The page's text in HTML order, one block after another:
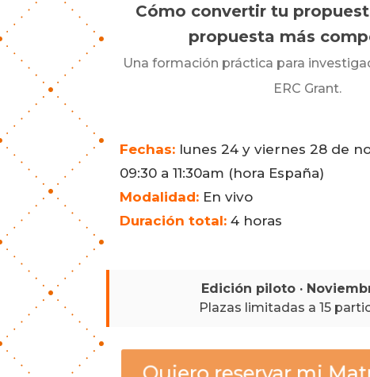
Cómo convertir tu
propuesta más
Una formación práctica para
ERC Grant.
Fechas: lunes 24 y viernes 28 de
09:30 a 11:30am (hora España)
Modalidad: En vivo
Duración total: 4 horas
Edición piloto ·
Plazas limitadas a 15